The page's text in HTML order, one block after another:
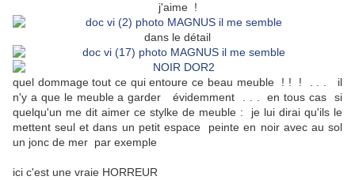
j'aime !
dans le détail
quel dommage tout ce qui entoure ce beau meuble ! ! ! . . . il
n'y a que le meuble a garder évidemment . . . en tous cas si
quelqu'un me dit aimer ce stylke de meuble : je lui dirai qu'ils le
mettent seul et dans un petit espace peinte en noir avec au sol
un jonc de mer par exemple
ici c'est une vraie HORREUR